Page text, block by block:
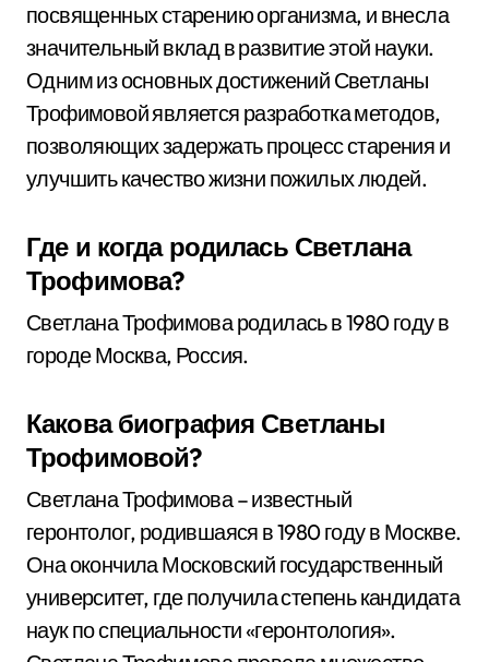
посвященных старению организма, и внесла
значительный вклад в развитие этой науки.
Одним из основных достижений Светланы
Трофимовой является разработка методов,
позволяющих задержать процесс старения и
улучшить качество жизни пожилых людей.
Где и когда родилась Светлана
Трофимова?
Светлана Трофимова родилась в 1980 году в
городе Москва, Россия.
Какова биография Светланы
Трофимовой?
Светлана Трофимова – известный
геронтолог, родившаяся в 1980 году в Москве.
Она окончила Московский государственный
университет, где получила степень кандидата
наук по специальности «геронтология».